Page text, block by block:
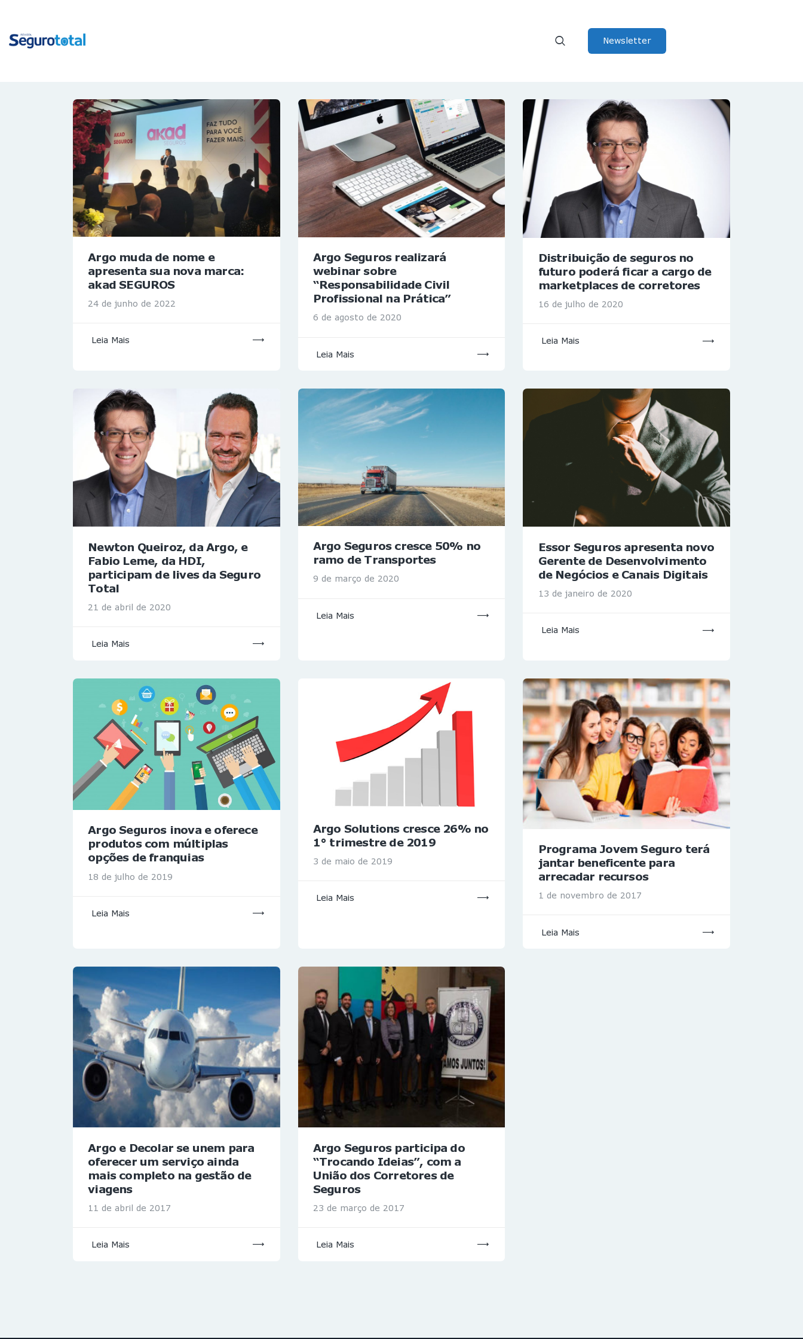
Newsletter
HOME
Argo muda de nome e
apresenta sua nova marca:
akad SEGUROS
24 de junho de 2022
Leia Mais
Argo Seguros realizará
webinar sobre
“Responsabilidade Civil
Profissional na Prática”
6 de agosto de 2020
Leia Mais
Distribuição de seguros no
futuro poderá ficar a cargo de
marketplaces de corretores
16 de julho de 2020
Leia Mais
Newton Queiroz, da Argo, e
Fabio Leme, da HDI,
participam de lives da Seguro
Total
21 de abril de 2020
Leia Mais
Argo Seguros cresce 50% no
ramo de Transportes
9 de março de 2020
Leia Mais
Essor Seguros apresenta novo
Gerente de Desenvolvimento
de Negócios e Canais Digitais
13 de janeiro de 2020
Leia Mais
Argo Seguros inova e oferece
produtos com múltiplas
opções de franquias
18 de julho de 2019
Leia Mais
Argo Solutions cresce 26% no
1° trimestre de 2019
3 de maio de 2019
Leia Mais
Programa Jovem Seguro terá
jantar beneficente para
arrecadar recursos
1 de novembro de 2017
Leia Mais
Argo e Decolar se unem para
oferecer um serviço ainda
mais completo na gestão de
viagens
11 de abril de 2017
Leia Mais
Argo Seguros participa do
“Trocando Ideias”, com a
União dos Corretores de
Seguros
23 de março de 2017
Leia Mais